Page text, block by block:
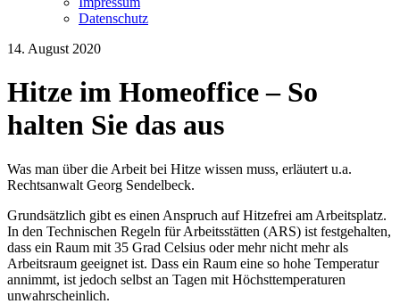
Datenschutz
14. August 2020
Hitze im Homeoffice – So
halten Sie das aus
Was man über die Arbeit bei Hitze wissen muss, erläutert u.a.
Rechtsanwalt Georg Sendelbeck.
Grundsätzlich gibt es einen Anspruch auf Hitzefrei am Arbeitsplatz.
In den Technischen Regeln für Arbeitsstätten (ARS) ist festgehalten,
dass ein Raum mit 35 Grad Celsius oder mehr nicht mehr als
Arbeitsraum geeignet ist. Dass ein Raum eine so hohe Temperatur
annimmt, ist jedoch selbst an Tagen mit Höchsttemperaturen
unwahrscheinlich.